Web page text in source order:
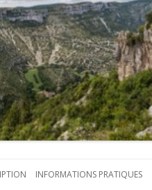
INFORMATIONS PRATIQUES